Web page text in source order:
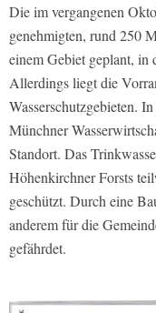
Die im vergangenen
genehmigten, rund 250
einem Gebiet geplant,
Allerdings liegt die
Wasserschutzgebieten.
Münchner
Standort. Das
Höhenkirchner Forsts
geschützt. Durch eine
anderem für die
gefährdet.